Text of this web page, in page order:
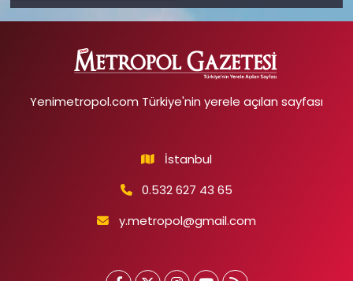
Yenimetropol.com Türkiye'nin yerele açılan sayfası
İstanbul
0.532 627 43 65
y.metropol@gmail.com